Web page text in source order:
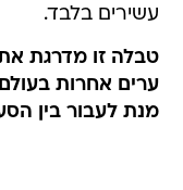
עשירים בלבד.
טבלה זו מדרגת
ערים אחרות
מנת לעבור בין